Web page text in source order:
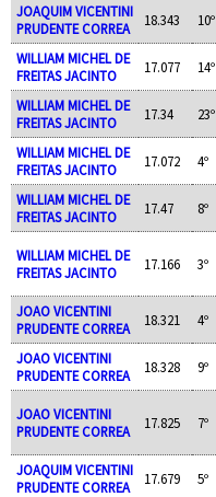
JOAQUIM VICENTINI
PRUDENTE CORREA
18.343 10º
WILLIAM MICHEL DE
FREITAS JACINTO
17.077 14º
WILLIAM MICHEL DE
FREITAS JACINTO
17.34 23º
WILLIAM MICHEL DE
FREITAS JACINTO
17.072 4º
WILLIAM MICHEL DE
FREITAS JACINTO
17.47 8º
WILLIAM MICHEL DE
FREITAS JACINTO
17.166 3º
JOAO VICENTINI
PRUDENTE CORREA
18.321 4º
JOAO VICENTINI
PRUDENTE CORREA
18.328 9º
JOAO VICENTINI
PRUDENTE CORREA
17.825 7º
JOAQUIM VICENTINI
PRUDENTE CORREA
17.679 5º